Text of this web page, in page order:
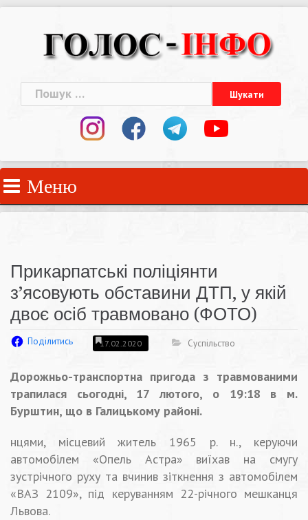
Пошук:
Меню
Прикарпатські поліціянти
з’ясовують обставини ДТП, у якій
двоє осіб травмовано (ФОТО)
Поділитись 17.02.2020 Суспільство
Дорожньо-транспортна пригода з травмованими
трапилася сьогодні, 17 лютого, о 19:18 в м.
Бурштин, що в Галицькому районі.
нцями, місцевий житель 1965 р. н., керуючи
автомобілем «Опель Астра» виїхав на смугу
зустрічного руху та вчинив зіткнення з автомобілем
«ВАЗ 2109», під керуванням 22-річного мешканця
Львова.